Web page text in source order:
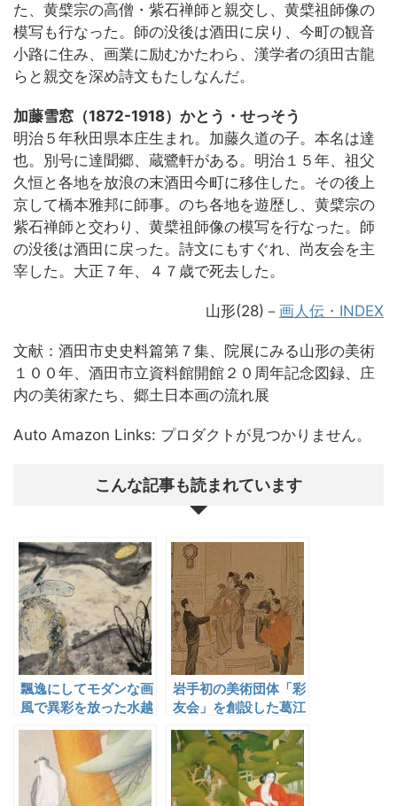
た、黄檗宗の高僧・紫石禅師と親交し、黄檗祖師像の
模写も行なった。師の没後は酒田に戻り、今町の観音
小路に住み、画業に励むかたわら、漢学者の須田古龍
らと親交を深め詩文もたしなんだ。
加藤雪窓（1872-1918）かとう・せっそう
明治５年秋田県本庄生まれ。加藤久道の子。本名は達
也。別号に達聞郷、蔵鷺軒がある。明治１５年、祖父
久恒と各地を放浪の末酒田今町に移住した。その後上
京して橋本雅邦に師事。のち各地を遊歴し、黄檗宗の
紫石禅師と交わり、黄檗祖師像の模写を行なった。師
の没後は酒田に戻った。詩文にもすぐれ、尚友会を主
宰した。大正７年、４７歳で死去した。
山形(28)－ 画人伝・INDEX
文献：酒田市史史料篇第７集、院展にみる山形の美術
１００年、酒田市立資料館開館２０周年記念図録、庄
内の美術家たち、郷土日本画の流れ展
Auto Amazon Links: プロダクトが見つかりません。
こんな記事も読まれています
飄逸にしてモダンな画
風で異彩を放った水越
松南
岩手初の美術団体「彩
友会」を創設した葛江
月